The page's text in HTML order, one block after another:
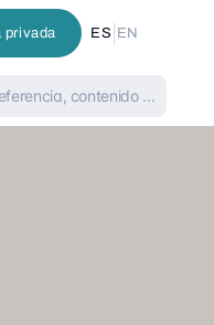
privada ES EN